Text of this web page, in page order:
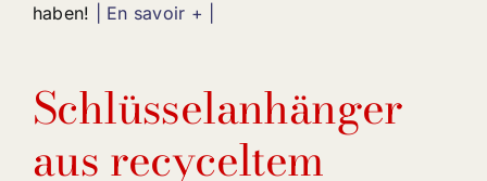
haben!
| En savoir + |
Schlüsselanhänger
aus recyceltem